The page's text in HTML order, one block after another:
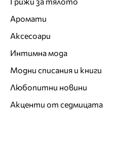
Аромати
Аксесоари
Интимна мода
Модни списания и книги
Любопитни новини
Акценти от седмицата